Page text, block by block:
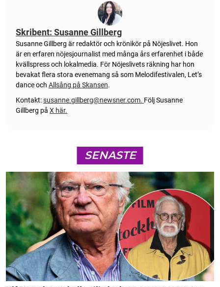
Skribent: Susanne Gillberg
Susanne Gillberg är redaktör och krönikör på Nöjeslivet. Hon
är en erfaren nöjesjournalist med många års erfarenhet i både
kvällspress och lokalmedia. För Nöjeslivets räkning har hon
bevakat flera stora evenemang så som Melodifestivalen, Let’s
dance och Allsång på Skansen.
Kontakt:susanne.gillberg@newsner.com. Följ Susanne
Gillberg på X här.
SENASTE